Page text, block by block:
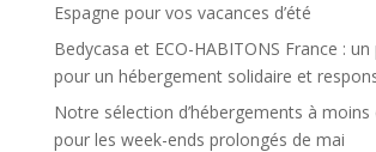
Espagne pour vos vacances d’été
Bedycasa et ECO-HABITONS France :
pour un hébergement solidaire et
Notre sélection d’hébergements à
pour les week-ends prolongés de mai